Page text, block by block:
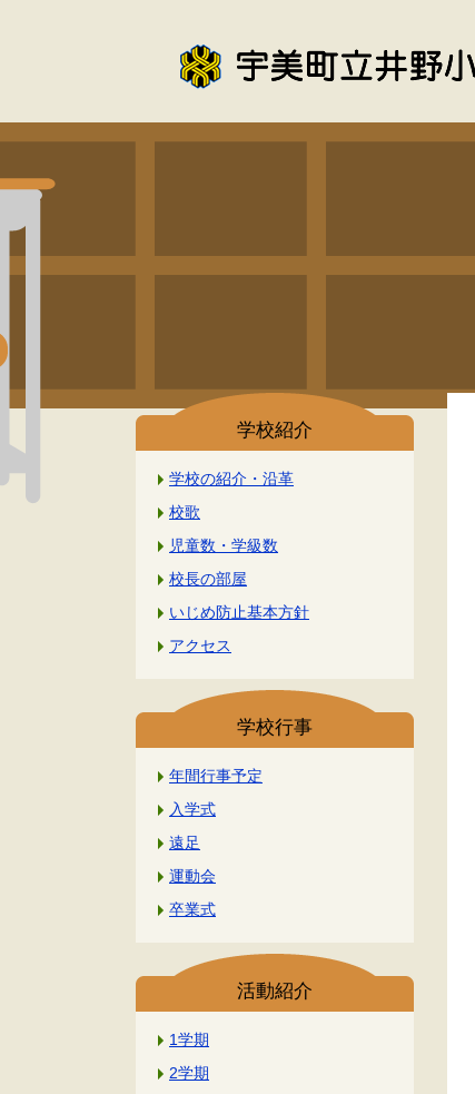
学校紹介
学校の紹介・沿革
校歌
児童数・学級数
校長の部屋
いじめ防止基本方針
アクセス
学校行事
年間行事予定
入学式
遠足
運動会
卒業式
活動紹介
1学期
2学期